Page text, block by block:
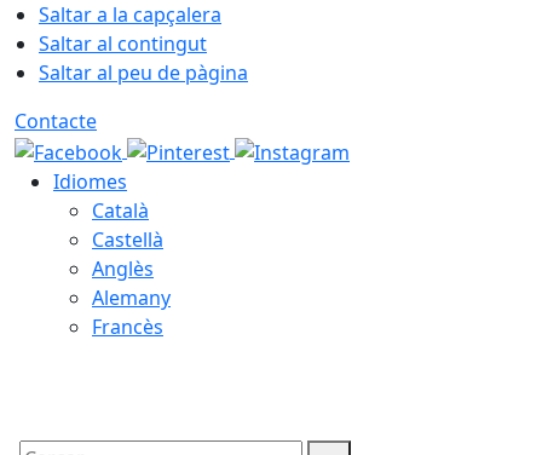
Saltar a la capçalera
Saltar al contingut
Saltar al peu de pàgina
Contacte
Idiomes
Català
Castellà
Anglès
Alemany
Francès